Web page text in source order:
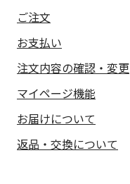
ご注文
お支払い
注文内容の確認・変更
マイページ機能
お届けについて
返品・交換について